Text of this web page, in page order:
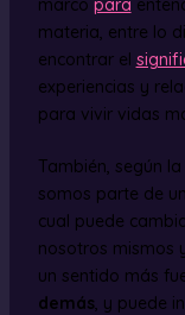
marco para
materia, entre lo
encontrar el
experiencias y
para vivir vidas
También, según
somos parte de
cual puede
nosotros mismos
un sentido más
demás, y puede